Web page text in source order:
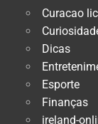
Curacao
Dicas
Esporte
Finanças
ireland-